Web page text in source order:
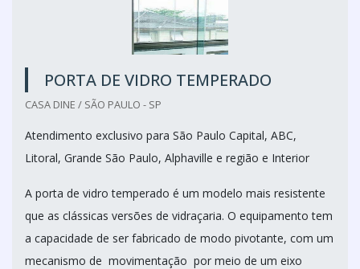
PORTA DE VIDRO TEMPERADO
CASA DINE / SÃO PAULO - SP
Atendimento exclusivo para São Paulo Capital, ABC,
Litoral, Grande São Paulo, Alphaville e região e Interior
A porta de vidro temperado é um modelo mais resistente
que as clássicas versões de vidraçaria. O equipamento tem
a capacidade de ser fabricado de modo pivotante, com um
mecanismo de movimentação por meio de um eixo